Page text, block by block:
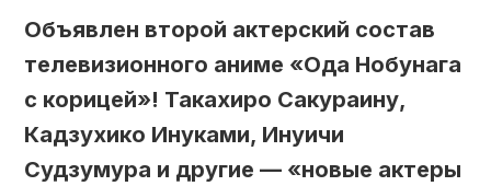
Объявлен второй актерский состав
телевизионного аниме «Ода Нобунага
с корицей»! Такахиро Сакураину,
Кадзухико Инуками, Инуичи
Судзумура и другие — «новые актеры